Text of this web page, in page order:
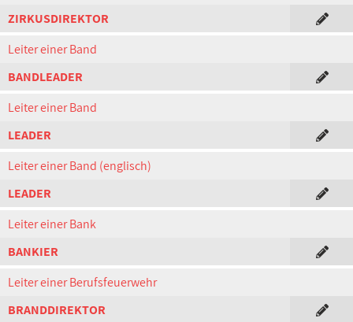
ZIRKUSDIREKTOR
Leiter einer Band
BANDLEADER
Leiter einer Band
LEADER
Leiter einer Band (englisch)
LEADER
Leiter einer Bank
BANKIER
Leiter einer Berufsfeuerwehr
BRANDDIREKTOR